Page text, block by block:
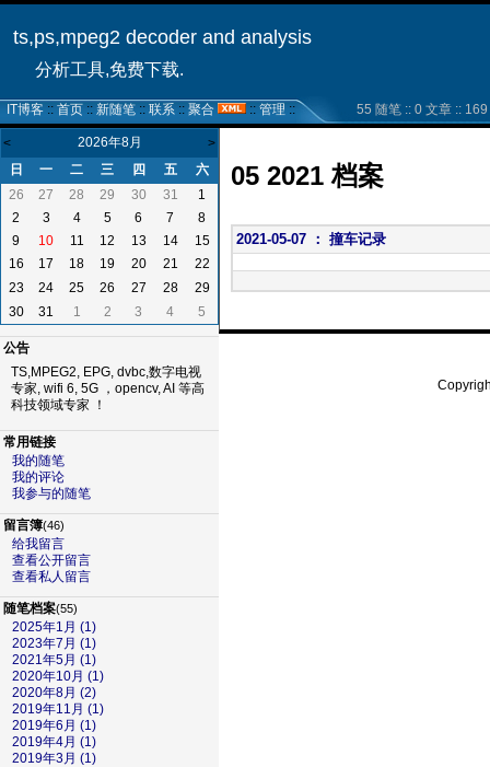
ts,ps,mpeg2 decoder and analysis
分析工具,免费下载.
IT博客 :: 首页 :: 新随笔 :: 联系 :: 聚合 :: 管理 :: 55 随笔 :: 0 文章 ::
< 2026年8月 >
日 一 二 三 四 五
六
26
27 28 29 30 31
1
2
3 4 5 6 7
8
9
10 11 12 13 14
15
16
17 18 19 20 21
22
23
24 25 26 27 28
29
30
31 1 2 3 4 5
公告
TS,MPEG2, EPG, dvbc,数字电视
专家, wifi 6, 5G ，opencv, AI 等高
科技领域专家 ！
常用链接
我的随笔
我的评论
我参与的随笔
留言簿(46)
给我留言
查看公开留言
查看私人留言
随笔档案(55)
2025年1月 (1)
2023年7月 (1)
2021年5月 (1)
2020年10月 (1)
2020年8月 (2)
2019年11月 (1)
2019年6月 (1)
2019年4月 (1)
2019年3月 (1)
05 2021 档案
2021-05-07 ： 撞车记录